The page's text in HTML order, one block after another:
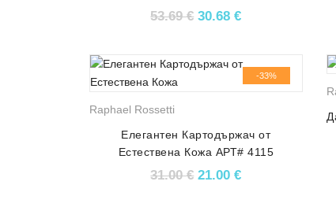
53.69€ Original price was:
30.68€Текущата цена
-33%
Raphael Rossetti
Елегантен Картодържач от
Естествена Кожа АРТ# 4115
31.00€ Original price was:
21.00€Текущата цена